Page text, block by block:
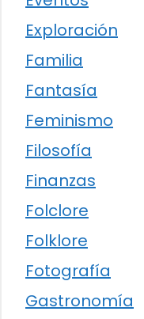
Exploración
Familia
Fantasía
Feminismo
Filosofía
Finanzas
Folclore
Folklore
Fotografía
Gastronomía